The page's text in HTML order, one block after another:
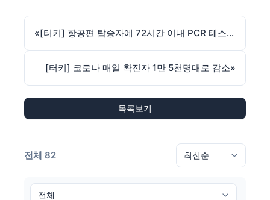
« [터키] 항공편 탑승자에 72시간 이내 PCR 테스트 음성결과지 의무화
[터키] 코로나 매일 확진자 1만 5천명대로 감소»
목록보기
전체 82